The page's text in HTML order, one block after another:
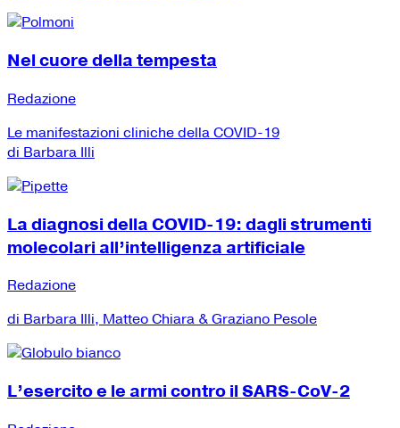
Nel cuore della tempesta
Redazione
Le manifestazioni cliniche della COVID-19
di Barbara Illi
La diagnosi della COVID-19: dagli strumenti
molecolari all’intelligenza artificiale
Redazione
di Barbara Illi, Matteo Chiara & Graziano Pesole
L’esercito e le armi contro il SARS-CoV-2